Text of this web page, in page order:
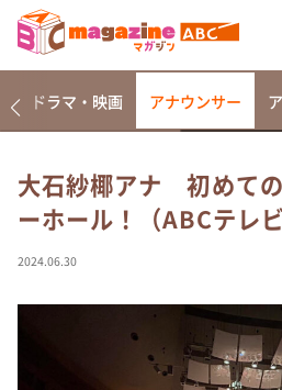
なるみ・岡村の過ぎるTV
相席食堂
～人生密着トークバラエティ
て真剣です
探偵！ナイトスクープ
ドラマ・映画 アナウンサー
大石紗椰アナ 初めて
ーホール！（ABCテレビ
2024.06.30